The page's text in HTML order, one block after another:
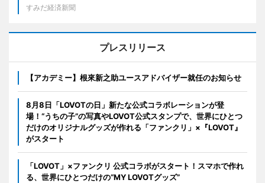
すみだ経済新聞
プレスリリース
【アカデミー】根來新之助ユースアドバイザー就任のお知らせ
8月8日「LOVOTの日」新たな公式コラボレーションが登
場！“うちの子”の写真やLOVOT公式スタンプで、世界にひとつ
だけのオリジナルグッズが作れる「ファンクリ」×『LOVOT』
がスタート
「LOVOT」×ファンクリ 公式コラボがスタート！スマホで作れ
る、世界にひとつだけの“MY LOVOTグッズ”